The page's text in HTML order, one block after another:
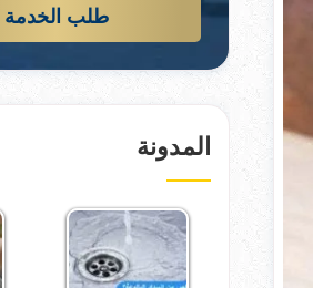
طلب الخدمة
المدونة